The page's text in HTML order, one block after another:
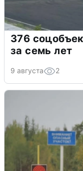
376
за семь лет
9 августа 2